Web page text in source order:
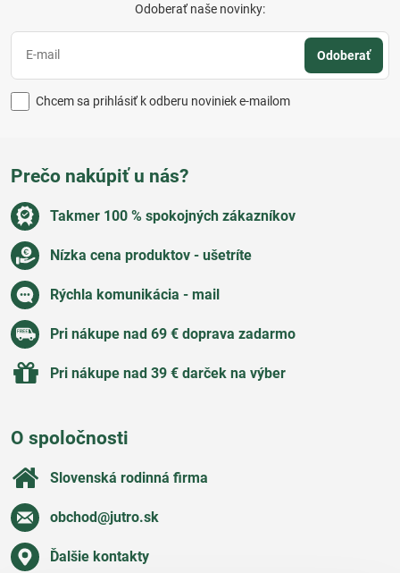
Odoberať naše novinky:
Odoberať
Chcem sa prihlásiť k odberu noviniek e-mailom
Prečo nakúpiť u nás?
Takmer 100 % spokojných zákazníkov
Nízka cena produktov - ušetríte
Rýchla komunikácia - mail
Pri nákupe nad 69 € doprava zadarmo
Pri nákupe nad 39 € darček na výber
O spoločnosti
Slovenská rodinná firma
obchod​@jutro​.sk
Ďalšie kontakty